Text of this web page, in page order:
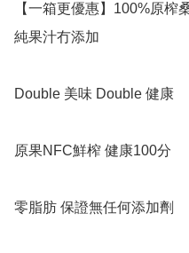
【一箱更優惠】100%原榨
純果汁冇添加
Double 美味 Double 健康
原果NFC鮮榨 健康100分
零脂肪 保證無任何添加劑